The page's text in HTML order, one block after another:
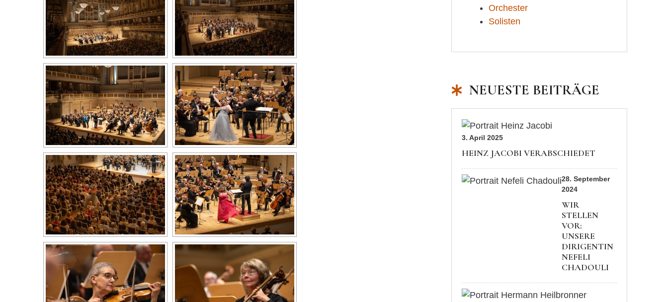
Orchester
Solisten
NEUESTE BEITRÄGE
3. April 2025
HEINZ JACOBI VERABSCHIEDET
28. September
2024
WIR
STELLEN
VOR:
UNSERE
DIRIGENTIN
NEFELI
CHADOULI